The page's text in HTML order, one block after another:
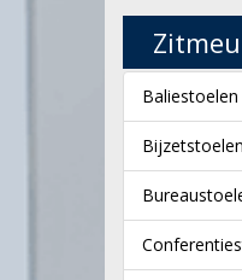
Baliestoelen
Bijzetstoelen